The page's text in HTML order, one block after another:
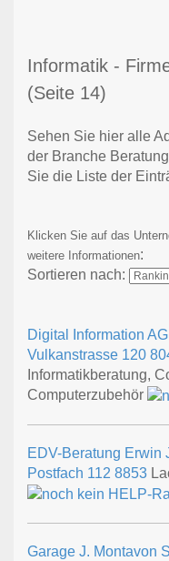
Informatik -
(Seite 14)
Sehen Sie hier alle
der Branche Beratung
Sie die Liste der
Klicken Sie auf das
weitere Informationen:
Sortieren nach:
Digital Information AG
Vulkanstrasse 120
Informatikberatung,
Computerzubehör
EDV-Beratung Erwin
Postfach 112 8853
Garage J. Montavon